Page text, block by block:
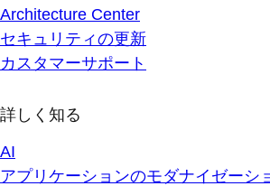
Architecture Center
セキュリティの更新
カスタマーサポート
詳しく知る
AI
アプリケーションのモダナイゼーシ